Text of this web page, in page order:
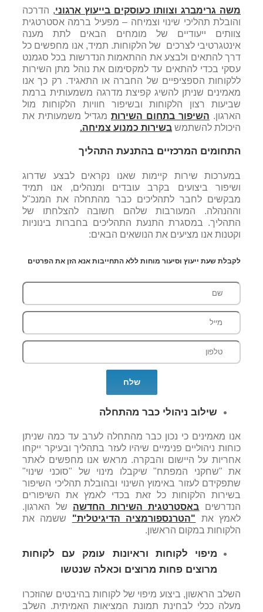
משה גרימברג וצוותו כעוסקים בייעוץ ארגוני, הדרכה
והובלת תהליכי שינוי וצמיחה – מפעיל ברמה אסטרטגית
צוותים ייעודיים של מומחים הבאים לתת מענה
אינטגרטיבי לצרכים של הלקוחות. תמיד, אנו מחפשים כל
דרך להתאים ולבצע את ההתאמות הנדרשות בכל סגמנט
עסקי בכדי להתאים עד למקסימום את נוהל מתן השירות
ללקוחות הספציפיים של החברה או התאגיד. רק כך אנו
מאמינים שניתן להשיג קפיצת מדרגה משמעותית ברמת
שביעות רצון הלקוחות ובשיפור חוויות הלקוחות מול
הארגון. השיפור בתחום השירות מגדיל משמעותית את
היכולת להשתמש בשירות כמנוע צמיחה.
התחומים המרכזיים בהתנעת התהליך
במערכות שירות קיימות שאנו נקראים לבצע שדרוג
ושיפור ביצועים בקרב עובדים ומנהלים, אנו תמיד
מבקשים לחבר לתהליכים כבר מהתחלה את המנכ"ל
וההנהלה. המעורבות שלהם חשובה להצלחתו של
התהליך. במסגרת התנעת התהליכים בחברות בינוניות
וקטנות אנו מציעים את הנושאים הבאים:
לקבלת שעת ייעוץ וסיעור מוחות ללא התחייבות אנא הזן את הפרטים
שילוב ניהולי כבר מהתחלה
אנו מאמינים כי נכון כבר מהתחלה לערב עד כמה שניתן
כוחות ניהוליים פנימיים שיהיו לעזר בתהליך ובעיקר ייקחו
אחריות על היישום והבקרה. מראש אנו מחפשים לאתר
את "שחקני המפתח" שיקבלו מינוי של "סוכני שינוי"
שתפקידם לעזור באימוץ השינוי ובהובלת תהליכי השיפור
בשירות הלקוחות כל זאת בכדי לאמץ את השיפורים
הנדרשים באסטרטגית השירות החדשה של הארגון.
לאמץ את "הטרנספורמציה הדיגיטלית" ששמה את
הלקוחות במקום הראשון.
מיפוי לקוחות וראיונות עומק עם לקוחות
מרוצים פחות מרוצים וכאלה שנטשו
השלב הראשון, ביצוע מיפוי של לקוחות בהיבטים שהוזכרו
מעלה ככלי לבחינת תמונת המציאות האמיתית. השלב